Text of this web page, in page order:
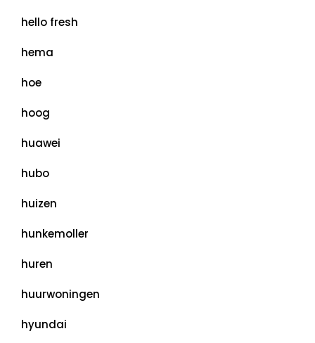
hello fresh
hema
hoe
hoog
huawei
hubo
huizen
hunkemoller
huren
huurwoningen
hyundai